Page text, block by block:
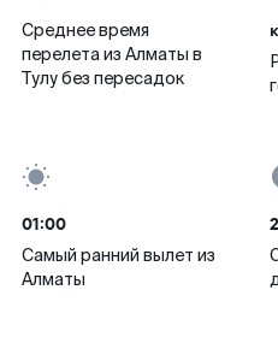
Среднее время
перелета из Алматы в
Тулу без пересадок
01:00
Самый ранний вылет из
Алматы